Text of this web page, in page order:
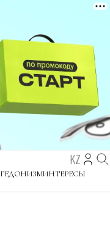
KZ
ГЕДОНИЗМИНТЕРЕСЫ